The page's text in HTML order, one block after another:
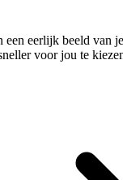
een eerlijk beeld van
voor jou te